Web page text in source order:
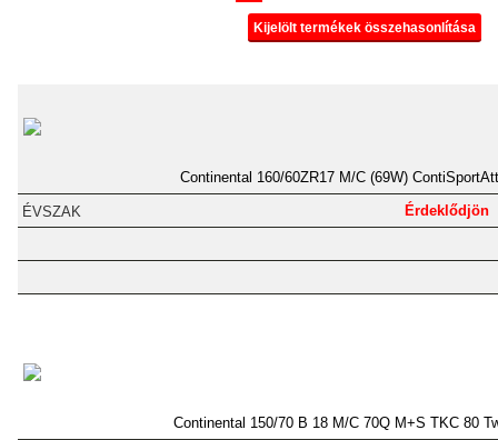
Kijelölt termékek összehasonlítása
Continental 160/60ZR17 M/C (69W)
Érdeklődjön
Continental 150/70 B 18 M/C 70Q M+S TKC 80